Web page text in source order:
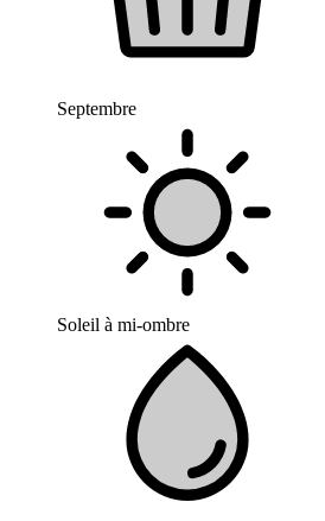
Septembre
Soleil à mi-ombre